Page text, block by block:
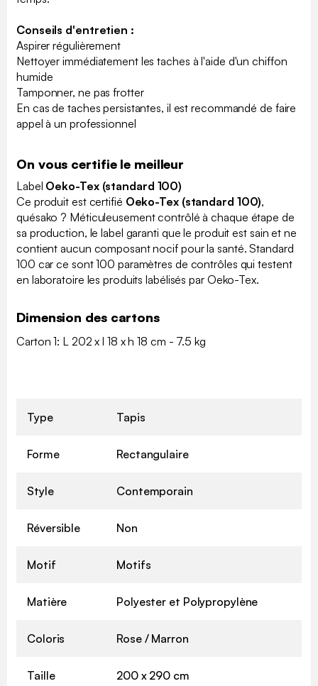
Conseils d'entretien :
Aspirer régulièrement
Nettoyer immédiatement les taches à l'aide d'un chiffon
humide
Tamponner, ne pas frotter
En cas de taches persistantes, il est recommandé de faire
appel à un professionnel
On vous certifie le meilleur
Label Oeko-Tex (standard 100)
Ce produit est certifié Oeko-Tex (standard 100),
quésako ? Méticuleusement contrôlé à chaque étape de
sa production, le label garanti que le produit est sain et ne
contient aucun composant nocif pour la santé. Standard
100 car ce sont 100 paramètres de contrôles qui testent
en laboratoire les produits labélisés par Oeko-Tex.
Dimension des cartons
Carton 1: L 202 x l 18 x h 18 cm - 7.5 kg
Type Tapis
Forme Rectangulaire
Style Contemporain
Réversible Non
Motif Motifs
Matière Polyester et Polypropylène
Coloris Rose / Marron
Taille 200 x 290 cm